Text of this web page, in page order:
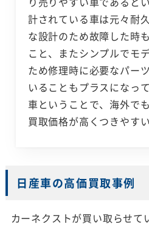
計されている車は元々耐
な設計のため故障した時
こと、またシンプルでモ
ため修理時に必要なパー
いることもプラスになっ
車ということで、海外で
買取価格が高くつきやす
日産車の高価買取事例
カーネクストが買い取らせて